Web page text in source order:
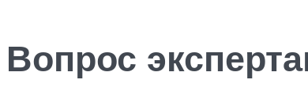
Вопрос